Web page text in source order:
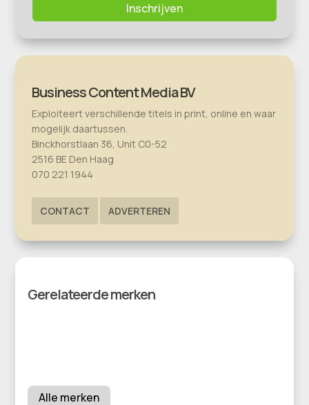
Inschrijven
Business Content Media BV
Exploiteert verschillende titels in print, online en waar
mogelijk daartussen.
Binckhorstlaan 36, Unit C0-52
2516 BE Den Haag
070 221 1944
CONTACT ADVERTEREN
Gerelateerde merken
Alle merken